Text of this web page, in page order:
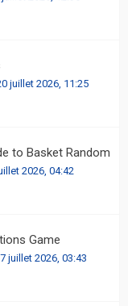
juillet 2026, 11:25
to Basket Random
2026, 04:42
Game
juillet 2026, 03:43